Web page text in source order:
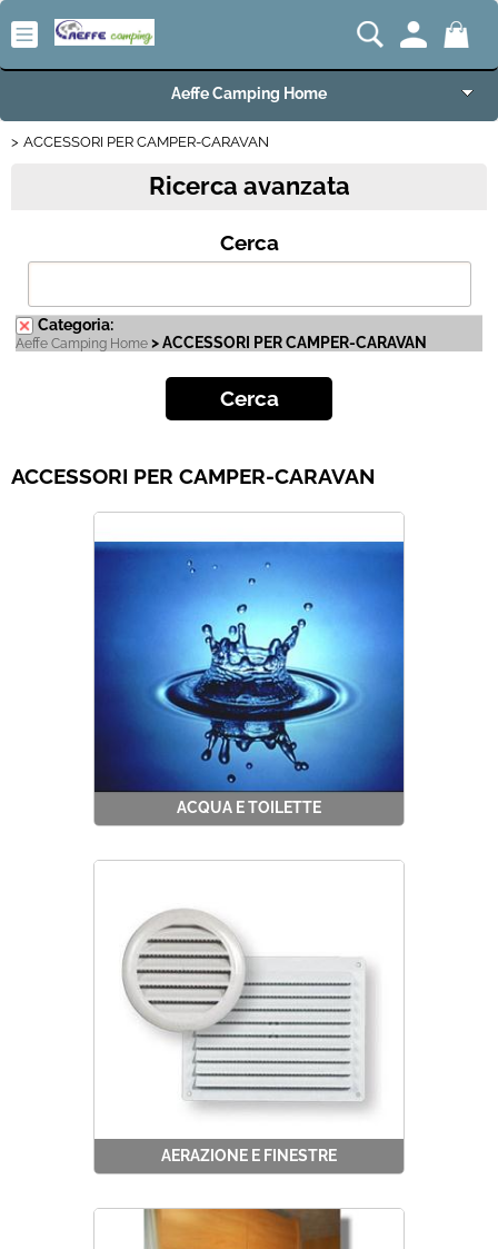
Aeffe Camping Home
Articoli per Camper e Caravan
Articoli per Campeggio e Giardino
Articoli per Nautica
Imbarcazioni e Motori Marini
Offerte del Mese
Best Seller
Pronta Consegna
Fineserie e Occasioni
ACCESSORI PER CAMPER-CARAVAN
Ricerca avanzata
Cerca
Categoria:
Aeffe Camping Home > ACCESSORI PER CAMPER-CARAVAN
ACCESSORI PER CAMPER-CARAVAN
ACQUA E TOILETTE
AERAZIONE E FINESTRE